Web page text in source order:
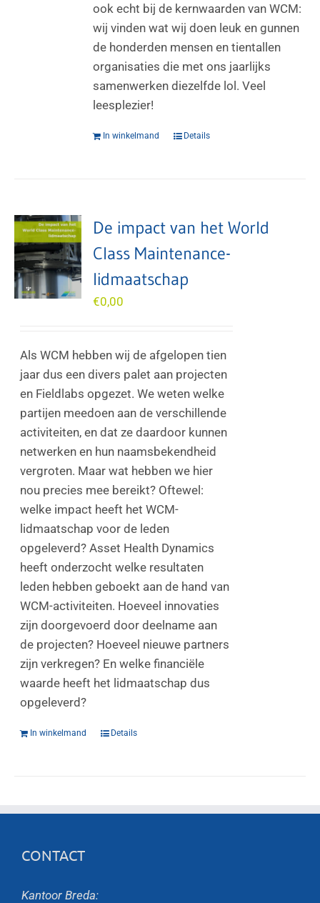
ook echt bij de kernwaarden van WCM:
wij vinden wat wij doen leuk en gunnen
de honderden mensen en tientallen
organisaties die met ons jaarlijks
samenwerken diezelfde lol. Veel
leesplezier!
In winkelmand Details
De impact van het World
Class Maintenance-
lidmaatschap
€0,00
Als WCM hebben wij de afgelopen tien
jaar dus een divers palet aan projecten
en Fieldlabs opgezet. We weten welke
partijen meedoen aan de verschillende
activiteiten, en dat ze daardoor kunnen
netwerken en hun naamsbekendheid
vergroten. Maar wat hebben we hier
nou precies mee bereikt? Oftewel:
welke impact heeft het WCM-
lidmaatschap voor de leden
opgeleverd? Asset Health Dynamics
heeft onderzocht welke resultaten
leden hebben geboekt aan de hand van
WCM-activiteiten. Hoeveel innovaties
zijn doorgevoerd door deelname aan
de projecten? Hoeveel nieuwe partners
zijn verkregen? En welke financiële
waarde heeft het lidmaatschap dus
opgeleverd?
In winkelmand Details
CONTACT
Kantoor Breda: